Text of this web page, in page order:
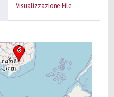
Visualizzazione File